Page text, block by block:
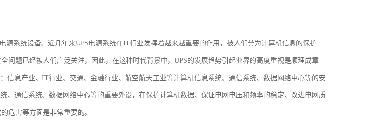
源系统设备。近几年来UPS电源系统在IT行业发挥着越来越重要的作用，被人们誉为计算机信息的保护
问题已经被人们广泛关注，因此，在这种时代背景中，UPS的发展趋势引起业界的高度重视是顺理成章
信息产业、IT行业、交通、金融行业、航空航天工业等计算机信息系统、通信系统、数据网络中心等的安
、通信系统、数据网络中心等的重要外设，在保护计算机数据、保证电网电压和频率的稳定、改进电网质
危害等方面是非常重要的。